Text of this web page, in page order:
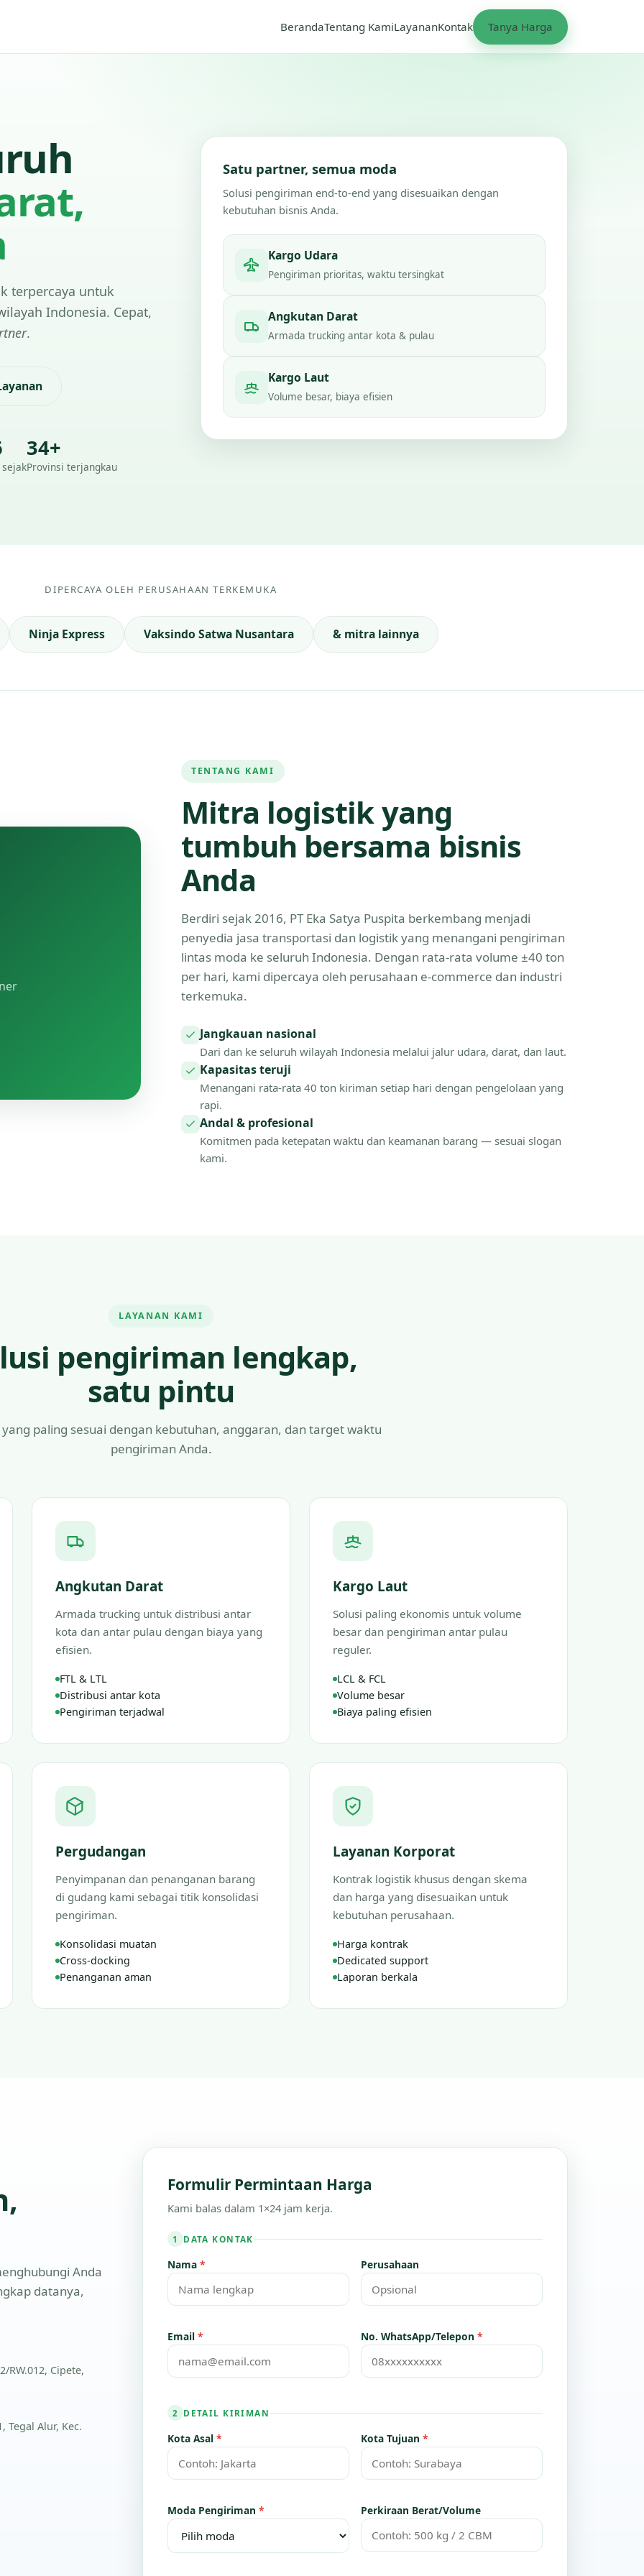
BerandaTentang KamiLayananKontak Tanya Harga
terpercaya untuk
Indonesia. Cepat,
.
34+
Provinsi terjangkau
Satu partner, semua moda
Solusi pengiriman end-to-end yang disesuaikan dengan
kebutuhan bisnis Anda.
Kargo Udara
Pengiriman prioritas, waktu tersingkat
Angkutan Darat
Armada trucking antar kota & pulau
Kargo Laut
Volume besar, biaya efisien
DIPERCAYA OLEH PERUSAHAAN TERKEMUKA
Ninja Express Vaksindo Satwa Nusantara & mitra lainnya
TENTANG KAMI
Mitra logistik yang
tumbuh bersama bisnis
Anda
Berdiri sejak 2016, PT Eka Satya Puspita berkembang menjadi
penyedia jasa transportasi dan logistik yang menangani pengiriman
lintas moda ke seluruh Indonesia. Dengan rata-rata volume ±40 ton
per hari, kami dipercaya oleh perusahaan e-commerce dan industri
terkemuka.
Jangkauan nasional
Dari dan ke seluruh wilayah Indonesia melalui jalur udara, darat, dan laut.
Kapasitas teruji
Menangani rata-rata 40 ton kiriman setiap hari dengan pengelolaan yang
rapi.
Andal & profesional
Komitmen pada ketepatan waktu dan keamanan barang — sesuai slogan
kami.
LAYANAN KAMI
pengiriman lengkap,
satu pintu
paling sesuai dengan kebutuhan, anggaran, dan target waktu
pengiriman Anda.
Angkutan Darat
Armada trucking untuk distribusi antar
kota dan antar pulau dengan biaya yang
efisien.
FTL & LTL
Distribusi antar kota
Pengiriman terjadwal
Kargo Laut
Solusi paling ekonomis untuk volume
besar dan pengiriman antar pulau
reguler.
LCL & FCL
Volume besar
Biaya paling efisien
Pergudangan
Penyimpanan dan penanganan barang
di gudang kami sebagai titik konsolidasi
pengiriman.
Konsolidasi muatan
Cross-docking
Penanganan aman
Layanan Korporat
Kontrak logistik khusus dengan skema
dan harga yang disesuaikan untuk
kebutuhan perusahaan.
Harga kontrak
Dedicated support
Laporan berkala
Anda
datanya,
RW.012, Cipete,
Tegal Alur, Kec.
Formulir Permintaan Harga
Kami balas dalam 1×24 jam kerja.
1 DATA KONTAK
Nama* Perusahaan
Email* No. WhatsApp/Telepon*
2 DETAIL KIRIMAN
Kota Asal* Kota Tujuan*
Moda Pengiriman* Perkiraan Berat/Volume